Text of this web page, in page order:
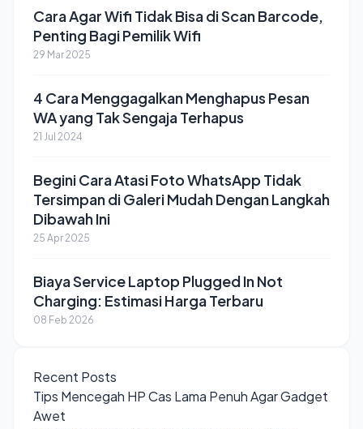
Cara Agar Wifi Tidak Bisa di Scan Barcode,
Penting Bagi Pemilik Wifi
29 Mar 2025
4 Cara Menggagalkan Menghapus Pesan
WA yang Tak Sengaja Terhapus
21 Jul 2024
Begini Cara Atasi Foto WhatsApp Tidak
Tersimpan di Galeri Mudah Dengan Langkah
Dibawah Ini
25 Apr 2025
Biaya Service Laptop Plugged In Not
Charging: Estimasi Harga Terbaru
08 Feb 2026
Recent Posts
Tips Mencegah HP Cas Lama Penuh Agar Gadget
Awet